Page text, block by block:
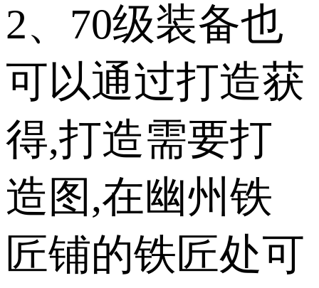
2、70级装备也
可以通过打造获
得,打造需要打
造图,在幽州铁
匠铺的铁匠处可